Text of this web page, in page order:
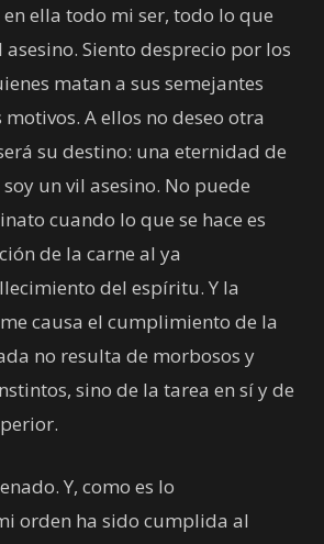
ella todo mi ser, todo lo que
asesino. Siento desprecio por los
matan a sus semejantes
A ellos no deseo otra
su destino: una eternidad de
un vil asesino. No puede
cuando lo que se hace es
de la carne al ya
del espíritu. Y la
causa el cumplimiento de la
no resulta de morbosos y
sino de la tarea en sí y de
Y, como es lo
orden ha sido cumplida al